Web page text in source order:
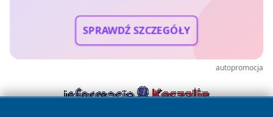
SPRAWDŹ SZCZEGÓŁY
autopromocja